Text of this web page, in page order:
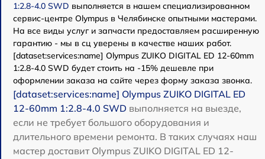
1:2.8-4.0 SWD выполняется в нашем специализированном
сервис-центре Olympus в Челябинске опытными мастерами.
На все виды услуг и запчасти предоставляем расширенную
гарантию - мы в сц уверены в качестве наших работ.
[dataset:services:name] Olympus ZUIKO DIGITAL ED 12-60mm
1:2.8-4.0 SWD будет стоить на -15% дешевле при
оформлении заказа на сайте через форму заказа звонка.
[dataset:services:name] Olympus ZUIKO DIGITAL ED
12-60mm 1:2.8-4.0 SWD выполняется на выезде,
если не требует большого оборудования и
длительного времени ремонта. В таких случаях наш
мастер доставит Olympus ZUIKO DIGITAL ED 12-